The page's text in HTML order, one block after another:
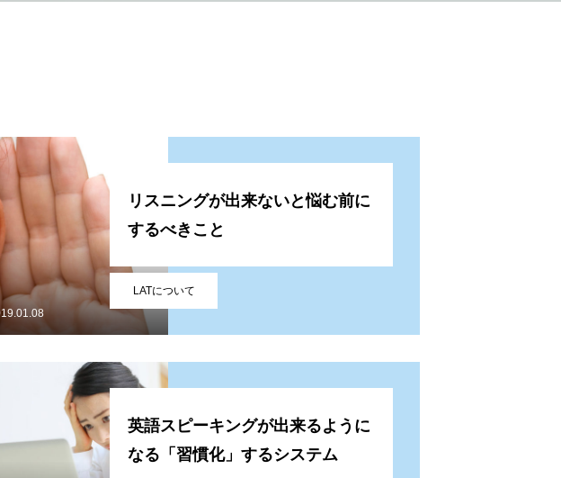
LATについて
リスニングが出来ないと悩む前に
するべきこと
英語スピーキングが出来るように
なる「習慣化」するシステム